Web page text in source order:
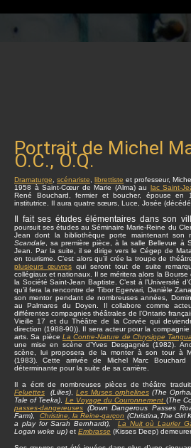
Portrait de Michel
O.C., O.Q.
Dramaturge scénariste librettiste et professeur,
1958 à Saint-Cœur de Marie (Alma) au lac Saint-
René Bouchard, fermier et boucher, épouse en
institutrice. Il aura quatre sœurs, Luce, Josée
Il fait ses études élémentaires dans son
poursuit ses études au Séminaire Marie-Reine du
Jean dont la bibliothèque porte maintenant
Scandale , sa première pièce, à la salle Bellevue à
Jean. Par la suite, il se dirige vers le Cégep de
en tourisme. C’est alors qu’il crée la troupe de
plusieurs œuvres qui seront tout de suite
collégiaux et nationaux. Il se méritera alors la Bourse
la Société Saint-Jean Baptiste. C’est à l’Université
qu’il fera la rencontre de Tibor Egervari, Danièle
son mentor pendant de nombreuses années,
au Palmares du Doyen. Il collabore comme
différentes compagnies théâtrales de l’Ontario
Vieille 17 et du Théâtre de la Corvée qui
direction (1988-90)). Il sera acteur pour la
arts. Sa pièce La Contre-Nature de Chrysippe
une mise en scène d’Yves Desgagnés (1982).
scène, lui proposera de la monter à son tour à
(1983). Cette arrivée de Michel Marc
déterminante pour la suite de sa carrière.
Il a écrit de nombreuses pièces de théâtre
Feluettes (Lilies) Les Muses orphelines (The
Tale of Teeka)
Le Voyage du Couronnement (The
passes-dangereuses (Down Dangerous Passes
Farm)
Christine , la Reine-garçon (Christina,The Girl
a play for Sarah Bernhardt),
La Nuit où Laurier
Logan woke up) et Embrasse (Kisses Deep)